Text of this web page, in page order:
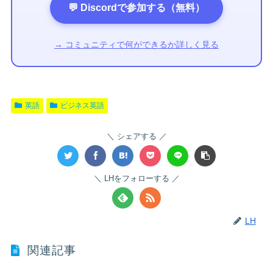
💬 Discordで参加する（無料）
→ コミュニティで何ができるか詳しく見る
英語 ビジネス英語
シェアする
LHをフォローする
LH
関連記事